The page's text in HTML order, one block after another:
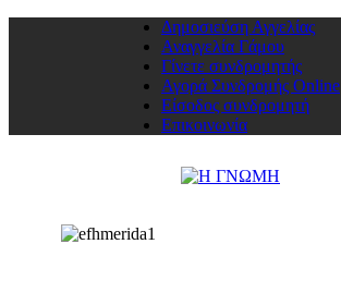
Δημοσιεύση Αγγελίας
Αναγγελία Γάμου
Γίνετε συνδρομητής
Αγορά Συνδρομής Online
Είσοδος συνδρομητή
Επικοινωνία